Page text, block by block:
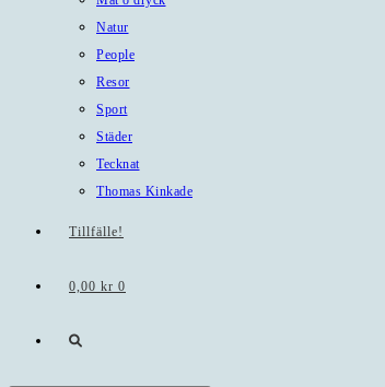
Natur
People
Resor
Sport
Städer
Tecknat
Thomas Kinkade
Tillfälle!
0,00 kr 0
Slå